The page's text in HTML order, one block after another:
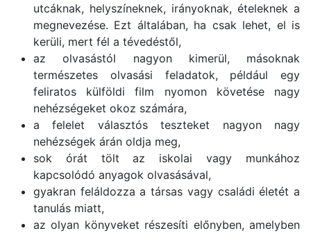
utcáknak, helyszíneknek, irányoknak, ételeknek a
megnevezése. Ezt általában, ha csak lehet, el is
kerüli, mert fél a tévedéstől,
az olvasástól nagyon kimerül, másoknak
természetes olvasási feladatok, például egy
feliratos külföldi film nyomon követése nagy
nehézségeket okoz számára,
a felelet választós teszteket nagyon nagy
nehézségek árán oldja meg,
sok órát tölt az iskolai vagy munkához
kapcsolódó anyagok olvasásával,
gyakran feláldozza a társas vagy családi életét a
tanulás miatt,
az olyan könyveket részesíti előnyben, amelyben